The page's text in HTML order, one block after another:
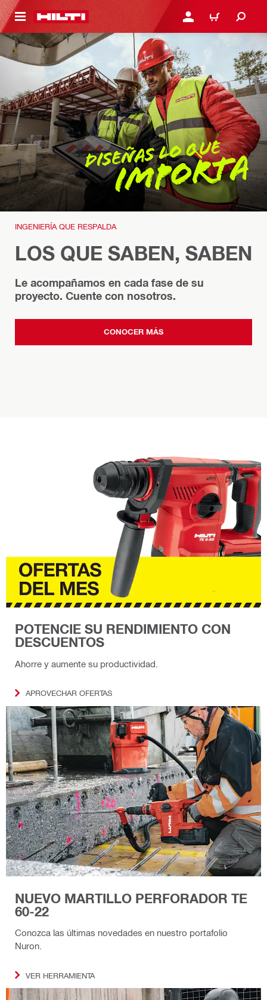
PRINCIPAL INICIE SESIÓN O
CARRITO
INGENIERÍA QUE RESPALDA
LOS QUE SABEN, SABEN
Le acompañamos en cada fase de su
proyecto. Cuente con nosotros.
CONOCER MÁS
POTENCIE SU RENDIMIENTO CON
DESCUENTOS
Ahorre y aumente su productividad.
APROVECHAR OFERTAS
NUEVO MARTILLO PERFORADOR TE
60-22
Conozca las últimas novedades en nuestro portafolio
Nuron.
VER HERRAMIENTA